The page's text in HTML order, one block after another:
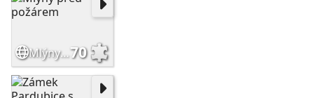
Mlýny před požárem70